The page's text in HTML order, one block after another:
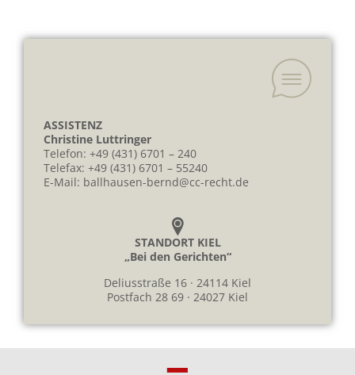
ASSISTENZ
Christine Luttringer
Telefon: +49 (431) 6701 – 240
Telefax: +49 (431) 6701 – 55240
E-Mail: ballhausen-bernd@cc-recht.de
STANDORT KIEL
„Bei den Gerichten“
Deliusstraße 16 · 24114 Kiel
Postfach 28 69 · 24027 Kiel